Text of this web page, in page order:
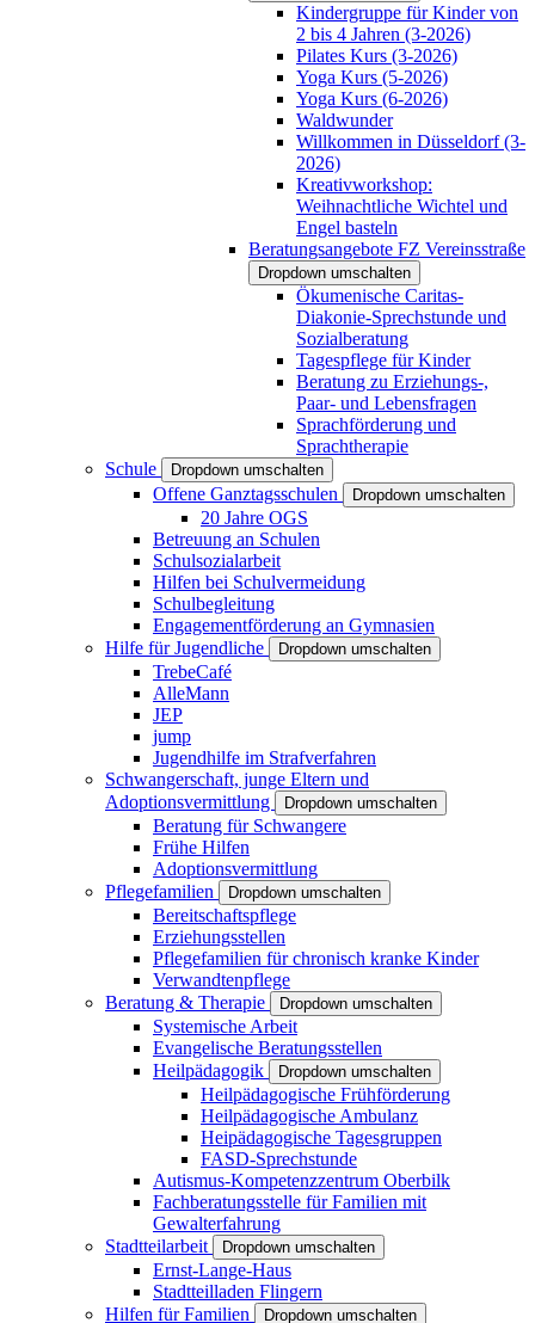
Kindergruppe für Kinder von
2 bis 4 Jahren (3-2026)
Pilates Kurs (3-2026)
Yoga Kurs (5-2026)
Yoga Kurs (6-2026)
Waldwunder
Willkommen in Düsseldorf (3-
2026)
Kreativworkshop:
Weihnachtliche Wichtel und
Engel basteln
Beratungsangebote FZ Vereinsstraße
Dropdown umschalten
Ökumenische Caritas-
Diakonie-Sprechstunde und
Sozialberatung
Tagespflege für Kinder
Beratung zu Erziehungs-,
Paar- und Lebensfragen
Sprachförderung und
Sprachtherapie
Schule
Dropdown umschalten
Offene Ganztagsschulen Dropdown umschalten
20 Jahre OGS
Betreuung an Schulen
Schulsozialarbeit
Hilfen bei Schulvermeidung
Schulbegleitung
Engagementförderung an Gymnasien
Hilfe für Jugendliche
Dropdown umschalten
TrebeCafé
AlleMann
JEP
jump
Jugendhilfe im Strafverfahren
Schwangerschaft, junge Eltern und
Adoptionsvermittlung
Dropdown umschalten
Beratung für Schwangere
Frühe Hilfen
Adoptionsvermittlung
Pflegefamilien
Dropdown umschalten
Bereitschaftspflege
Erziehungsstellen
Pflegefamilien für chronisch kranke Kinder
Verwandtenpflege
Beratung & Therapie
Dropdown umschalten
Systemische Arbeit
Evangelische Beratungsstellen
Heilpädagogik
Dropdown umschalten
Heilpädagogische Frühförderung
Heilpädagogische Ambulanz
Heipädagogische Tagesgruppen
FASD-Sprechstunde
Autismus-Kompetenzzentrum Oberbilk
Fachberatungsstelle für Familien mit
Gewalterfahrung
Stadtteilarbeit
Dropdown umschalten
Ernst-Lange-Haus
Stadtteilladen Flingern
Hilfen für Familien
Dropdown umschalten